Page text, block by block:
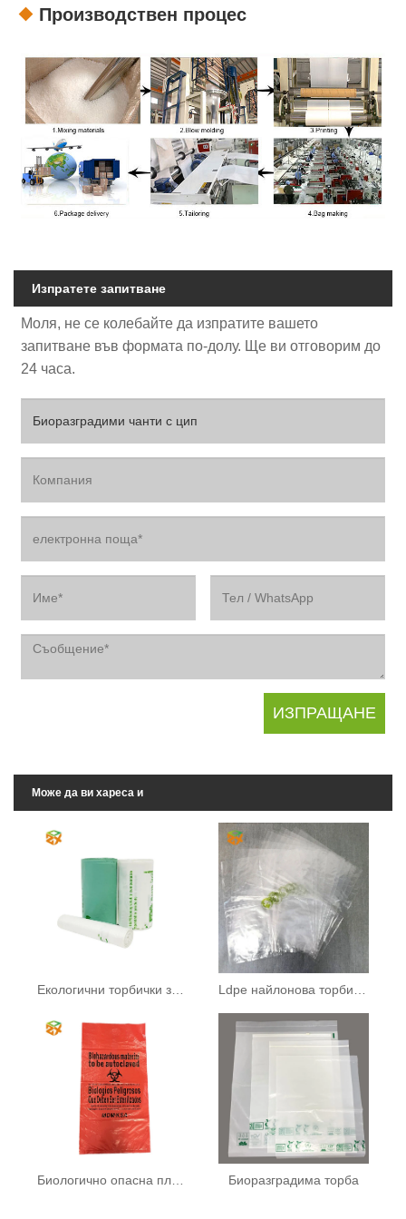
Производствен процес
Изпратете запитване
Моля, не се колебайте да изпратите вашето
запитване във формата по-долу. Ще ви отговорим до
24 часа.
Може да ви хареса и
Екологични торбички за кучешки изпражнения
Биологично опасна пластмасова торба за боклук Биоразградима торба